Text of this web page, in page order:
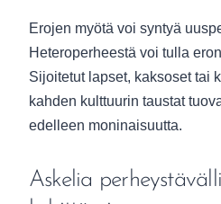
Erojen myötä voi syntyä
Heteroperheestä voi tulla
Sijoitetut lapset, kaksoset tai
kahden kulttuurin taustat
edelleen moninaisuutta.
Askelia